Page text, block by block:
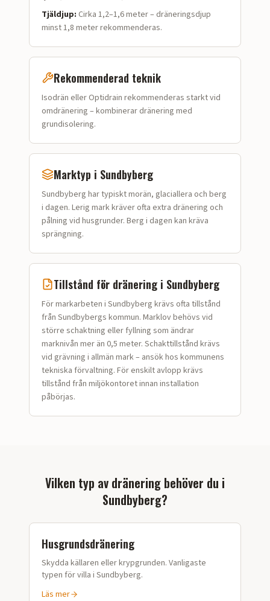
Tjäldjup: Cirka 1,2–1,6 meter – dräneringsdjup
minst 1,8 meter rekommenderas.
Rekommenderad teknik
Isodrän eller Optidrain rekommenderas starkt vid
omdränering – kombinerar dränering med
grundisolering.
Marktyp i Sundbyberg
Sundbyberg har typisktmorän, glaciallera och berg
i dagen. Lerig mark kräver ofta extra dränering och
pålning vid husgrunder. Berg i dagen kan kräva
sprängning.
Tillstånd för dränering i Sundbyberg
För markarbeten i Sundbyberg krävs ofta tillstånd
från Sundbybergs kommun. Marklov behövs vid
större schaktning eller fyllning som ändrar
marknivån mer än 0,5 meter. Schakttillstånd krävs
vid grävning i allmän mark – ansök hos kommunens
tekniska förvaltning. För enskilt avlopp krävs
tillstånd från miljökontoret innan installation
påbörjas.
Vilken typ av dränering behöver du i
Sundbyberg?
Husgrundsdränering
Skydda källaren eller krypgrunden. Vanligaste
typen för villa i Sundbyberg.
Läs mer